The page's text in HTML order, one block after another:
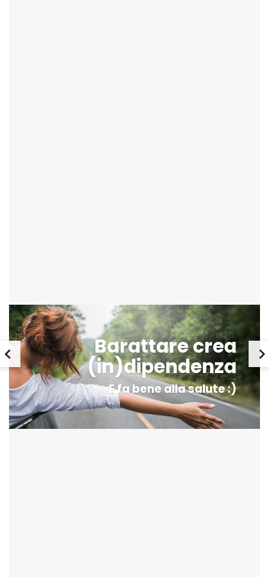
Barattare crea
(in)dipendenza
E fa bene alla salute :)